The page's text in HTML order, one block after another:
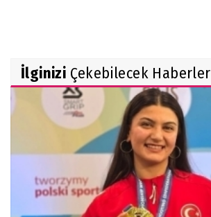
İlginizi Çekebilecek Haberler